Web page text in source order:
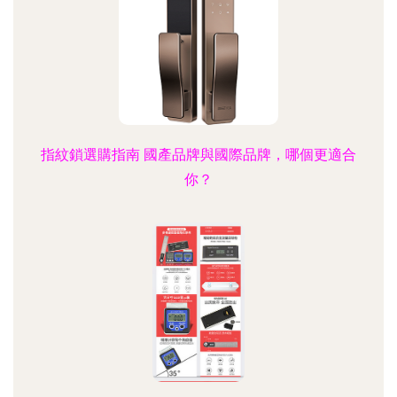
指紋鎖選購指南 國產品牌與國際品牌，哪個更適合
你？